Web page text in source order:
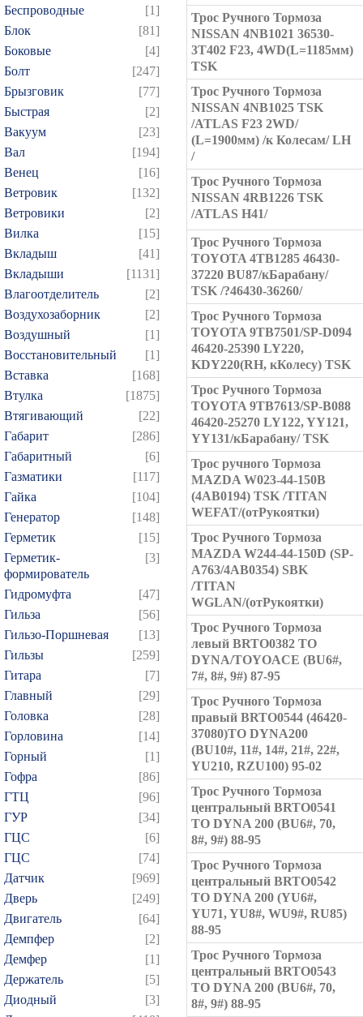
Беспроводные
[1]
Блок
[81]
Боковые
[4]
Болт
[247]
Брызговик
[77]
Быстрая
[2]
Вакуум
[23]
Вал
[194]
Венец
[16]
Ветровик
[132]
Ветровики
[2]
Вилка
[15]
Вкладыш
[41]
Вкладыши
[1131]
Влагоотделитель
[2]
Воздухозаборник
[2]
Воздушный
[1]
Восстановительный
[1]
Вставка
[168]
Втулка
[1875]
Втягивающий
[22]
Габарит
[286]
Габаритный
[6]
Газматики
[117]
Гайка
[104]
Генератор
[148]
Герметик
[15]
Герметик-
формирователь
[3]
Гидромуфта
[47]
Гильза
[56]
Гильзо-Поршневая
[13]
Гильзы
[259]
Гитара
[7]
Главный
[29]
Головка
[28]
Горловина
[14]
Горный
[1]
Гофра
[86]
ГТЦ
[96]
ГУР
[34]
ГЦC
[6]
ГЦС
[74]
Датчик
[969]
Дверь
[249]
Двигатель
[64]
Демпфер
[2]
Демфер
[1]
Держатель
[5]
Диодный
[3]
Трос Ручного Тормоза
NISSAN 4NB1021 36530-
3T402 F23, 4WD(L=1185мм)
TSK
Трос Ручного Тормоза
NISSAN 4NB1025 TSK
/ATLAS F23 2WD/
(L=1900мм) /к Колесам/ LH
/
Трос Ручного Тормоза
NISSAN 4RB1226 TSK
/ATLAS H41/
Трос Ручного Тормоза
TOYOTA 4TB1285 46430-
37220 BU87/кБарабану/
TSK /?46430-36260/
Трос Ручного Тормоза
TOYOTA 9TB7501/SP-D094
46420-25390 LY220,
KDY220(RH, кКолесу) TSK
Трос Ручного Тормоза
TOYOTA 9TB7613/SP-B088
46420-25270 LY122, YY121,
YY131/кБарабану/ TSK
Трос ручного Тормоза
MAZDA W023-44-150B
(4AB0194) TSK /TITAN
WEFAT/(отРукоятки)
Трос Ручного Тормоза
MAZDA W244-44-150D (SP-
A763/4AB0354) SBK
/TITAN
WGLAN/(отРукоятки)
Трос Ручного Тормоза
левый BRTO0382 TO
DYNA/TOYOACE (BU6#,
7#, 8#, 9#) 87-95
Трос Ручного Тормоза
правый BRTO0544 (46420-
37080)TO DYNA200
(BU10#, 11#, 14#, 21#, 22#,
YU210, RZU100) 95-02
Трос Ручного Тормоза
центральный BRTO0541
TO DYNA 200 (BU6#, 70,
8#, 9#) 88-95
Трос Ручного Тормоза
центральный BRTO0542
TO DYNA 200 (YU6#,
YU71, YU8#, WU9#, RU85)
88-95
Трос Ручного Тормоза
центральный BRTO0543
TO DYNA 200 (BU6#, 70,
8#, 9#) 88-95